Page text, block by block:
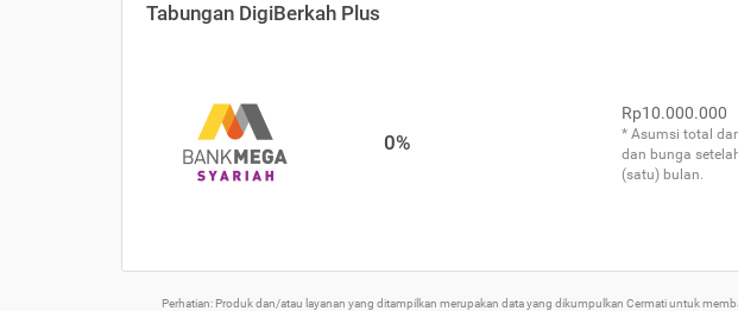
Tabungan DigiBerkah Plus
0%
Rp10.000.000
* Asumsi total
dan bunga
(satu) bulan.
Perhatian: Produk dan/atau layanan yang ditampilkan merupakan data yang dikumpulkan Cermati untuk